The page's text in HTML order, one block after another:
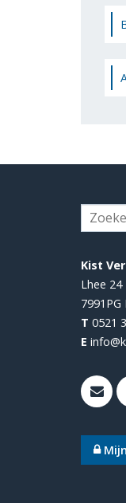
Kist
Lhee 24
7991PG
T 0521
E